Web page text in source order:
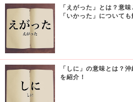
「えがった」とは？意
「いかった」についても
「しに」の意味とは？
を紹介！